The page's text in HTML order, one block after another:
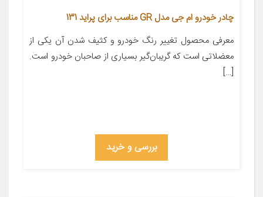
چادر خودرو ام جی مدل GR مناسب برای پراید 131
معرفی محصول تغییر رنگ خودرو و کثیف شدن آن یکی از
معضلاتی است که گریبان‌گیر بسیاری از صاحبان خودرو است.
[…]
بررسی و خرید